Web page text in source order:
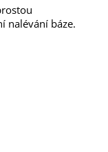
nalévání báze.